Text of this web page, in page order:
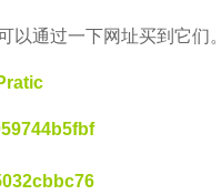
以通过一下网址买到它们。